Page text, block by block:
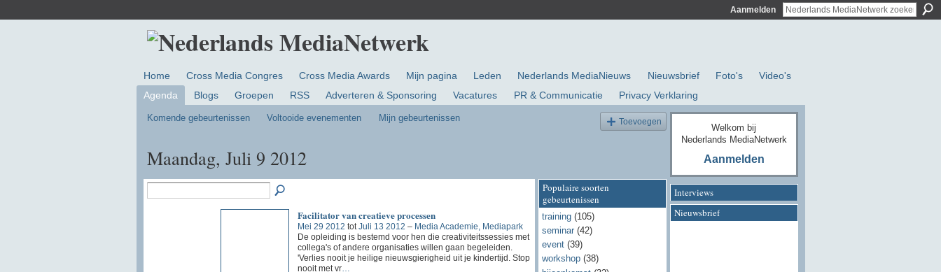
Aanmelden
Home Cross Media Congres Cross Media Awards Mijn pagina Leden Nederlands MediaNieuws Nieuwsbrief Foto's
Video's
Agenda
Blogs Groepen RSS Adverteren & Sponsoring Vacatures PR & Communicatie Privacy Verklaring
Komende gebeurtenissen Voltooide evenementen Mijn gebeurtenissen Toevoegen
Maandag, Juli 9 2012
Facilitator van creatieve processen
Mei 29 2012 totJuli 13 2012 – Media Academie, Mediapark
De opleiding is bestemd voor hen die creativiteitssessies met
collega's of andere organisaties willen gaan begeleiden.
'Verlies nooit je heilige nieuwsgierigheid uit je kindertijd. Stop
nooit met vr…
Populaire soorten
gebeurtenissen
training(105)
seminar(42)
event(39)
workshop(38)
Welkom bij
Nederlands MediaNetwerk
Aanmelden
Interviews
Nieuwsbrief